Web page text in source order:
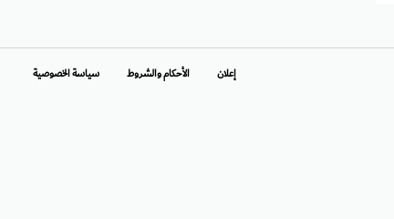
إعلان الأحكام والشروط سياسة الخصوصية